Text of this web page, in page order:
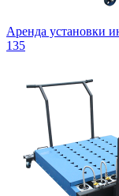
Аренда установки
135